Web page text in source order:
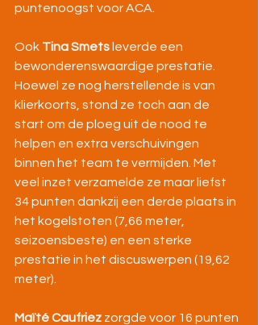
puntenoogst voor ACA.
Ook Tina Smets leverde een
bewonderenswaardige prestatie.
Hoewel ze nog herstellende is van
klierkoorts, stond ze toch aan de
start om de ploeg uit de nood te
helpen en extra verschuivingen
binnen het team te vermijden. Met
veel inzet verzamelde ze maar liefst
34 punten dankzij een derde plaats in
het kogelstoten (7,66 meter,
seizoensbeste) en een sterke
prestatie in het discuswerpen (19,62
meter).
Maïté Caufriez zorgde voor 16 punten